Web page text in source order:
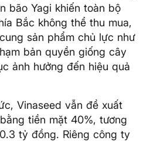
bão Yagi khiến toàn bộ
Bắc không thể thu mua,
sản phẩm chủ lực như
bản quyền giống cây
ảnh hưởng đến hiệu quả
Vinaseed vẫn đề xuất
tiền mặt 40%, tương
tỷ đồng. Riêng công ty